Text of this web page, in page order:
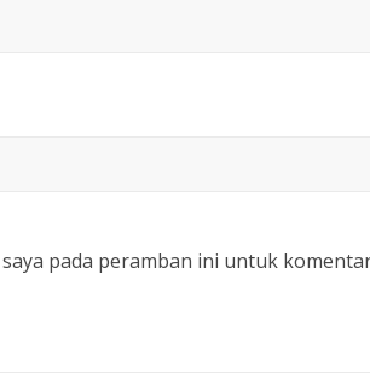
pada peramban ini untuk